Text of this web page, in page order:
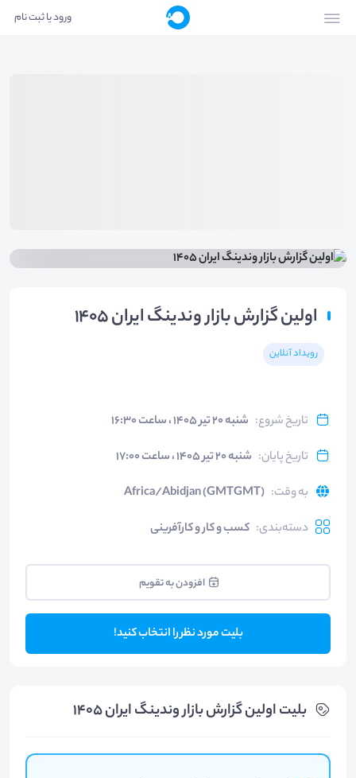
ورود یا ثبت نام
اولین گزارش بازار وندینگ ایران ۱۴۰۵
رویداد آنلاین
تاریخ شروع: شنبه ۲۰ تیر ۱۴۰۵ ، ساعت ۱۶:۳۰
تاریخ پایان: شنبه ۲۰ تیر ۱۴۰۵ ، ساعت ۱۷:۰۰
به وقت:
Africa/Abidjan (GMTGMT)
دسته‌بندی: کسب و کار و کارآفرینی
افزودن به تقویم
بلیت مورد نظر را انتخاب کنید!
بلیت‌ اولین گزارش بازار وندینگ ایران ۱۴۰۵